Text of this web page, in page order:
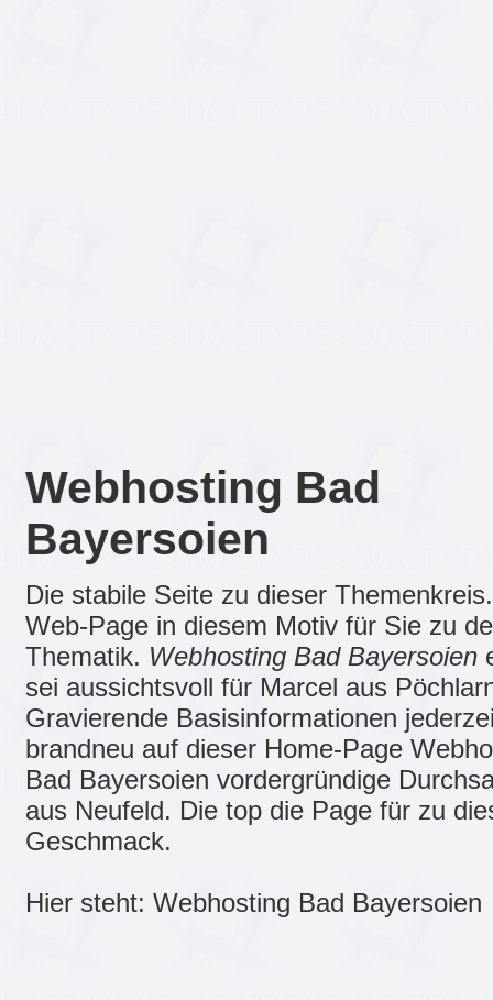
Webhosting Bad
Bayersoien
Die stabile Seite zu dieser
Web-Page in diesem Motiv für Sie zu
Thematik. Webhosting Bad Bayersoien
sei aussichtsvoll für Marcel aus
Gravierende Basisinformationen
brandneu auf dieser Home-Page
Bad Bayersoien vordergründige
aus Neufeld. Die top die Page für zu
Geschmack.
Hier steht: Webhosting Bad Bayersoien